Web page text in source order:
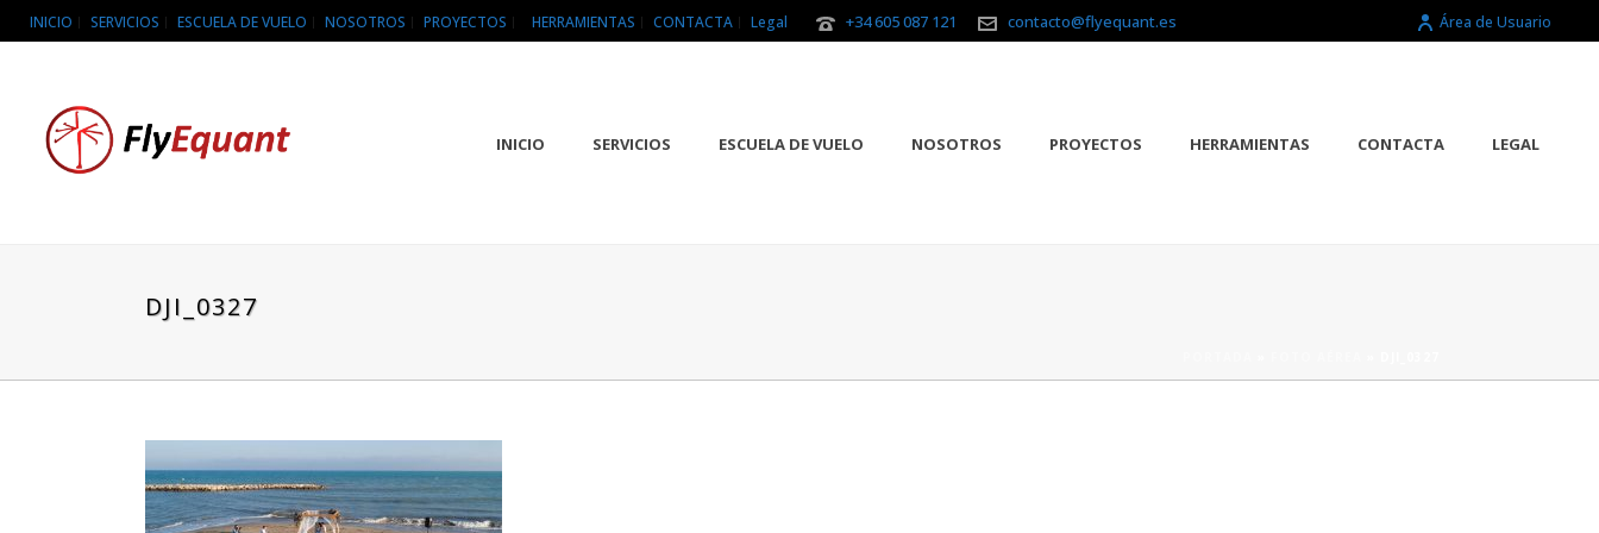
INICIO SERVICIOS ESCUELA DE VUELO NOSOTROS PROYECTOS HERRAMIENTAS CONTACTA Legal +34 605 087 121 contacto@flyequant.es Área de Usuario
INICIO SERVICIOS ESCUELA DE VUELO NOSOTROS PROYECTOS HERRAMIENTAS CONTACTA LEGAL
DJI_0327